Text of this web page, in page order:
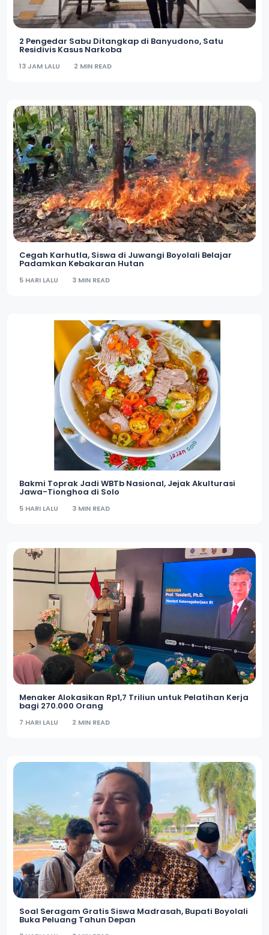
2 Pengedar Sabu Ditangkap di Banyudono, Satu
Residivis Kasus Narkoba
13 JAM LALU 2 MIN READ
Cegah Karhutla, Siswa di Juwangi Boyolali Belajar
Padamkan Kebakaran Hutan
5 HARI LALU 3 MIN READ
Bakmi Toprak Jadi WBTb Nasional, Jejak Akulturasi
Jawa-Tionghoa di Solo
5 HARI LALU 3 MIN READ
Menaker Alokasikan Rp1,7 Triliun untuk Pelatihan Kerja
bagi 270.000 Orang
7 HARI LALU 2 MIN READ
Soal Seragam Gratis Siswa Madrasah, Bupati Boyolali
Buka Peluang Tahun Depan